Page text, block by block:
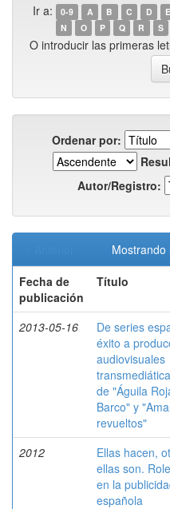
Ir a: 0-9 A B C D E
N
O P Q R S
O introducir las primeras
Ordenar por:
Autor/Registro:
Mostrando
Fecha de
publicación
Título
2013-05-16
De series
éxito a
audiovisuales
de "Águila
Barco" y
revueltos"
2012
Ellas hacen,
ellas son.
en la
española